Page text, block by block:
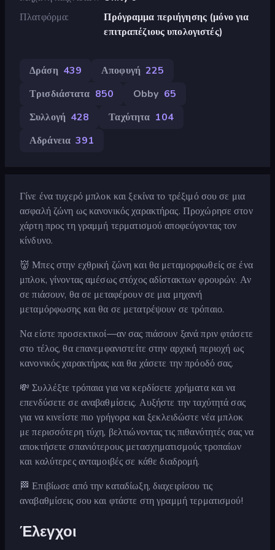
Πλατφόρμα
Πρόγραμμα περιήγησης (μόνο για
επιτραπέζιους υπολογιστές)
Δράση 439 Αποφυγή 225
Τρισδιάστατα 850 Obby 65
Συλλογή 428 Ταχύτητα 104
Αδράνεια 391
Γίνε ένα τυχερό μπλοκ και ξεκίνα το τρέξιμό σου σε μια
ασφαλή ζώνη ως κανονικός χαρακτήρας. Προχώρησε στον
χάρτη προς τη γραμμή τερματισμού αποφεύγοντας τον
κίνδυνο.
👹 Μπες στην εχθρική ζώνη και θα μεταμορφωθείς σε ένα
μπλοκ, γίνοντας αμέσως στόχος αδίστακτων φρουρών. Αν
σε πιάσουν, θα σε μεταφέρουν σε μια μηχανή
μεταμόρφωσης και θα σε μετατρέψουν σε τρόπαιο.
Να είστε προσεκτικοί—αν σας πιάσουν ξανά πριν φτάσετε
στο τέλος, θα επανεμφανιστείτε στην αρχική περιοχή ως
κανονικός χαρακτήρας και θα χάσετε την πρόοδό σας.
💸 Συλλέξτε τρόπαια για να κερδίσετε χρήματα και να
επενδύσετε σε αναβαθμίσεις. Αυξήστε την ταχύτητά σας
για να κινείστε πιο γρήγορα και ξεκλειδώστε νέα μπλοκ
με περισσότερη τύχη, βελτιώνοντας τις πιθανότητές σας να
αποκτήσετε σπανιότερους μετασχηματισμούς τροπαίων
και καλύτερες ανταμοιβές σε κάθε διαδρομή.
🏁 Επιβίωσε από την καταδίωξη, διαχειρίσου τις
αναβαθμίσεις σου και φτάστε στη γραμμή τερματισμού!
Έλεγχοι